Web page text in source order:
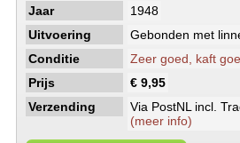
Jaar
1948
Uitvoering
Gebonden met
Conditie
Zeer goed, kaft
Prijs
€ 9,95
Verzending
Via PostNL incl.
(meer info)